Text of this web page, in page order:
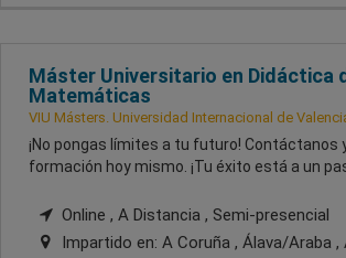
Máster Universitario en Didáctica
Matemáticas
VIU Másters. Universidad Internacional de
¡No pongas límites a tu futuro! Contáctanos
formación hoy mismo. ¡Tu éxito está a un
Online , A Distancia , Semi-presencial
Impartido en: A Coruña , Álava/Araba ,